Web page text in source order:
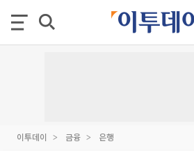
이투데이 금융 은행